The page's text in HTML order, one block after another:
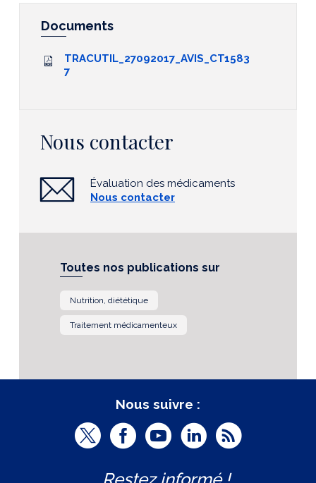
Documents
TRACUTIL_27092017_AVIS_CT1583
7
Nous contacter
Évaluation des médicaments
Nous contacter
Toutes nos publications sur
Nutrition, diététique
Traitement médicamenteux
Nous suivre :
T
F
Y
L
R